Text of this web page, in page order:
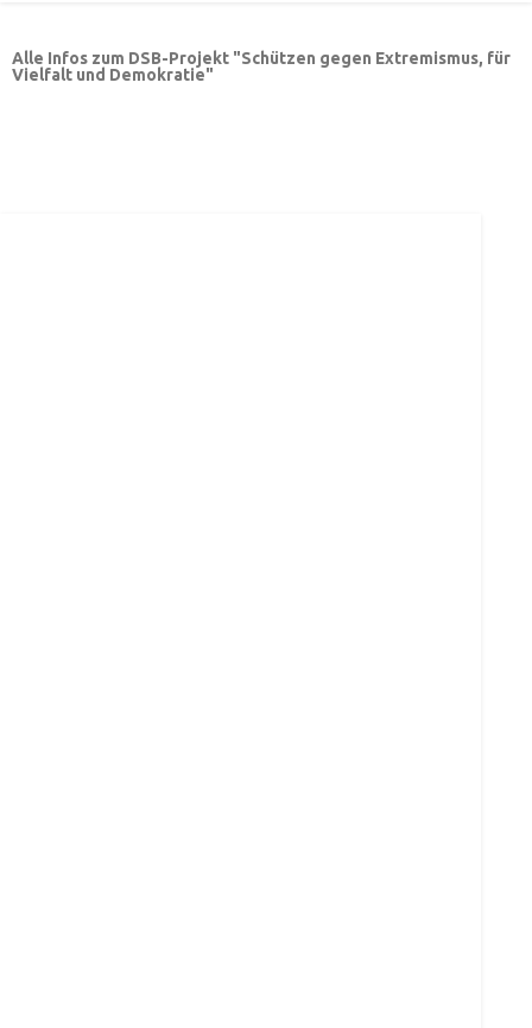
Alle Infos zum DSB-Projekt "Schützen gegen Extremismus, für
Vielfalt und Demokratie"